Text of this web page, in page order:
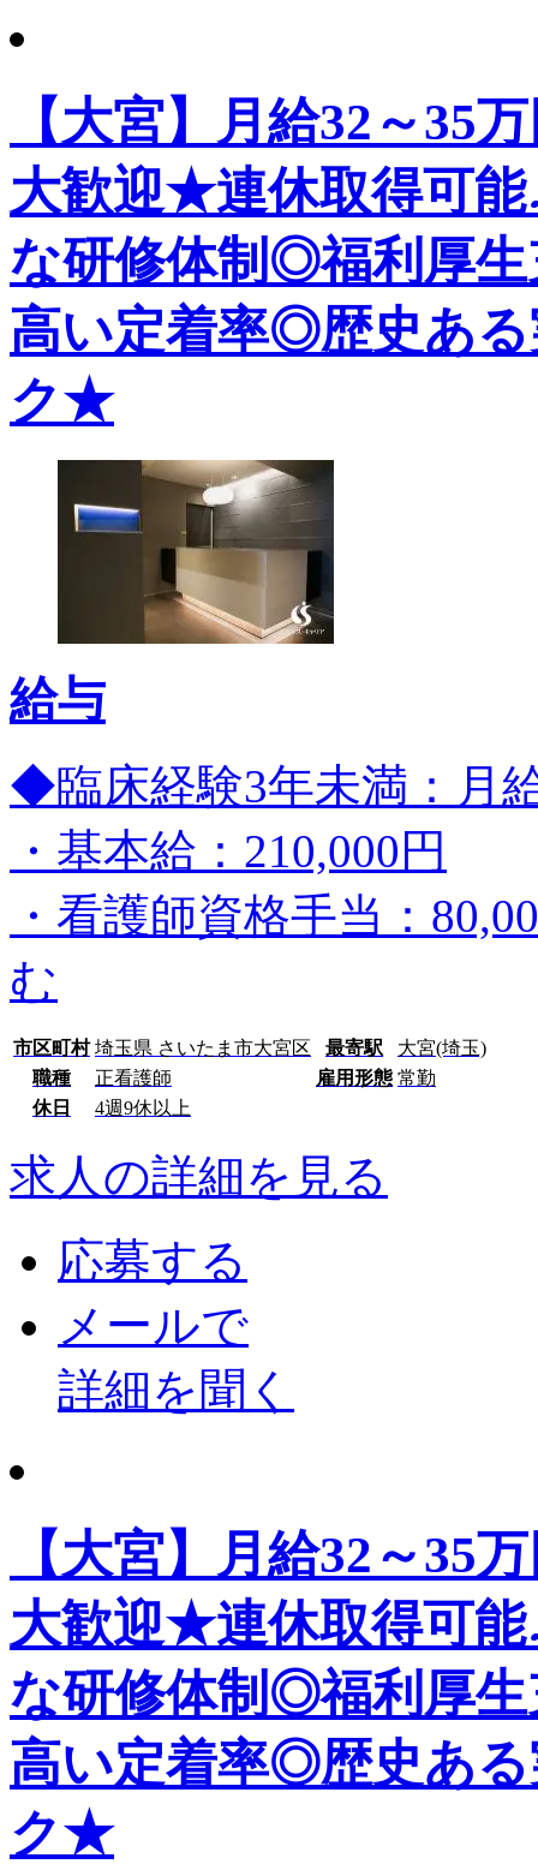
【大宮】月給32～35
大歓迎★連休取得可
な研修体制◎福利厚
高い定着率◎歴史あ
ク★
給与
◆臨床経験3年未満：月
・基本給：210,000円
・看護師資格手当：
む
市区町村 埼玉県 さいたま市大宮区 最寄駅
大宮(埼玉)
職種
正看護師 雇用形態 常勤
休日
4週9休以上
求人の詳細を見る
応募する
メールで
詳細を聞く
【大宮】月給32～35
大歓迎★連休取得可
な研修体制◎福利厚
高い定着率◎歴史あ
ク★